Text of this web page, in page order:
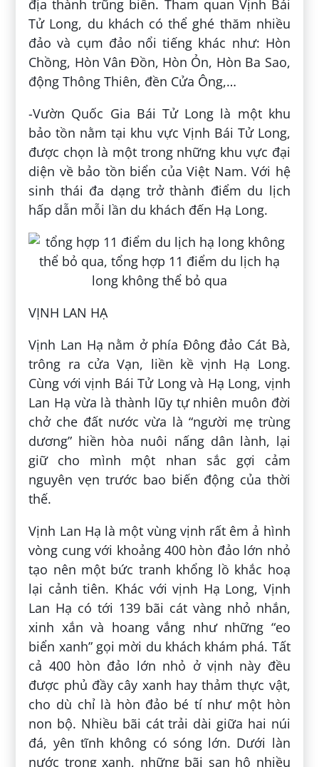
địa thành trũng biển. Tham quan Vịnh Bái
Tử Long, du khách có thể ghé thăm nhiều
đảo và cụm đảo nổi tiếng khác như: Hòn
Chồng, Hòn Vân Đồn, Hòn Ỏn, Hòn Ba Sao,
động Thông Thiên, đền Cửa Ông,…
-Vườn Quốc Gia Bái Tử Long là một khu
bảo tồn nằm tại khu vực Vịnh Bái Tử Long,
được chọn là một trong những khu vực đại
diện về bảo tồn biển của Việt Nam. Với hệ
sinh thái đa dạng trở thành điểm du lịch
hấp dẫn mỗi lần du khách đến Hạ Long.
VỊNH LAN HẠ
Vịnh Lan Hạ nằm ở phía Đông đảo Cát Bà,
trông ra cửa Vạn, liền kề vịnh Hạ Long.
Cùng với vịnh Bái Tử Long và Hạ Long, vịnh
Lan Hạ vừa là thành lũy tự nhiên muôn đời
chở che đất nước vừa là “người mẹ trùng
dương” hiền hòa nuôi nấng dân lành, lại
giữ cho mình một nhan sắc gợi cảm
nguyên vẹn trước bao biến động của thời
thế.
Vịnh Lan Hạ là một vùng vịnh rất êm ả hình
vòng cung với khoảng 400 hòn đảo lớn nhỏ
tạo nên một bức tranh khổng lồ khắc hoạ
lại cảnh tiên. Khác với vịnh Hạ Long, Vịnh
Lan Hạ có tới 139 bãi cát vàng nhỏ nhắn,
xinh xắn và hoang vắng như những “eo
biển xanh” gọi mời du khách khám phá. Tất
cả 400 hòn đảo lớn nhỏ ở vịnh này đều
được phủ đầy cây xanh hay thảm thực vật,
cho dù chỉ là hòn đảo bé tí như một hòn
non bộ. Nhiều bãi cát trải dài giữa hai núi
đá, yên tĩnh không có sóng lớn. Dưới làn
nước trong xanh, những bãi san hô nhiều